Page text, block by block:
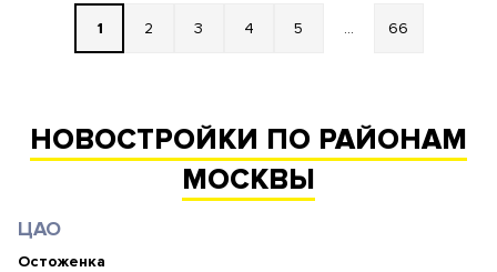
1 2 3 4 5 ... 66
НОВОСТРОЙКИ ПО РАЙОНАМ
МОСКВЫ
ЦАО
Остоженка